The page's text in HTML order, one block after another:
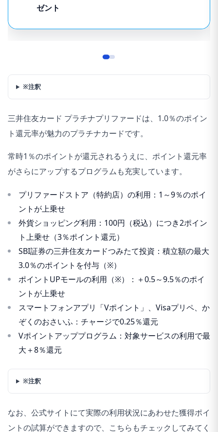
ゼント
※注釈
三井住友カード プラチナプリファードは、1.0％のポイン
ト還元率が魅力のプラチナカードです。
常時1％のポイントが還元されるうえに、ポイント還元率
がさらにアップするプログラムも充実しています。
プリファードストア（特約店）の利用：1～9％のポイ
ントが上乗せ
外貨ショッピング利用：100円（税込）につき2ポイン
ト上乗せ（3％ポイント還元）
SBI証券の三井住友カードつみたて投資：積立額の最大
3.0％のポイントを付与（※）
ポイントUPモールの利用（※）：＋0.5～9.5％のポイ
ントが上乗せ
スマートフォンアプリ「Vポイント」、Visaプリペ、か
ぞくのおさいふ：チャージで0.25％還元
Vポイントアッププログラム：対象サービスの利用で最
大＋8％還元
※注釈
なお、公式サイトにて実際の利用状況にあわせた獲得ポイ
ントの試算ができますので、こちらもチェックしてみてく